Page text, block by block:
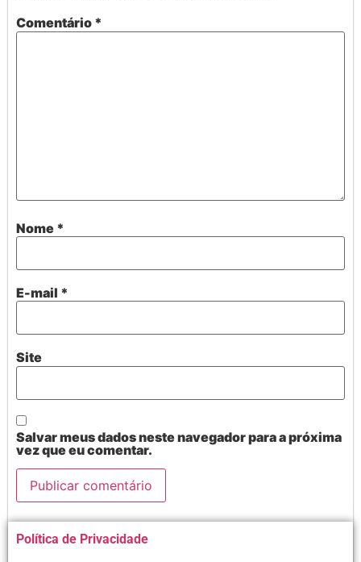
Comentário *
Nome *
E-mail *
Site
Salvar meus dados neste navegador para a próxima
vez que eu comentar.
Alternative:
Política de Privacidade